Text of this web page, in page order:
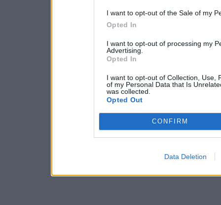
I want to opt-out of the Sale of my
Opted In
I want to opt-out of processing my
Advertising.
Opted In
I want to opt-out of Collection, Use,
of my Personal Data that Is
was collected.
Opted Out
CONFIRM
Data Deletion